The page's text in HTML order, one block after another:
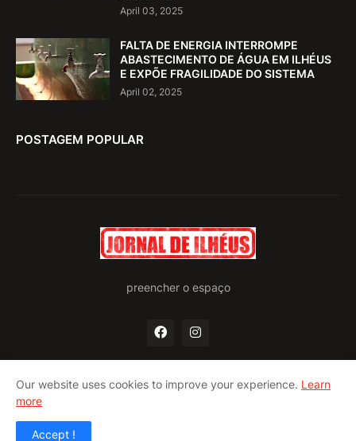
April 03, 2025
FALTA DE ENERGIA INTERROMPE
ABASTECIMENTO DE ÁGUA EM ILHÉUS
E EXPÕE FRAGILIDADE DO SISTEMA
April 02, 2025
POSTAGEM POPULAR
preencher o espaço
Home
Our website uses cookies to improve your experience. Learn
more
Accept !